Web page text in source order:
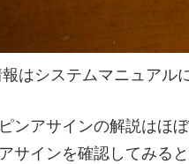
はシステムマニュアル
ンアサインの解説はほ
サインを確認してみる